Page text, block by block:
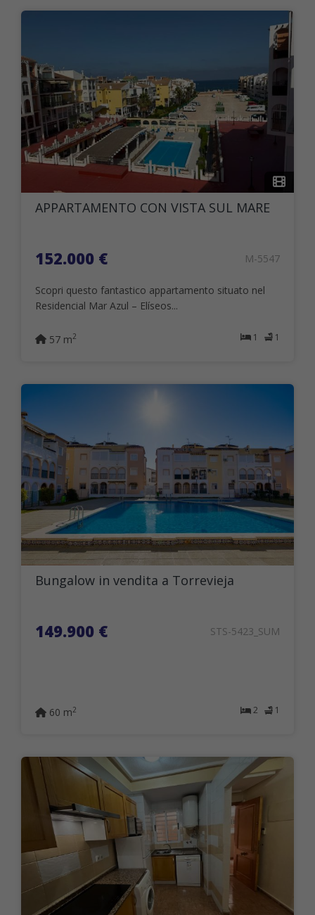
APPARTAMENTO CON VISTA SUL MARE
152.000 € M-5547
Scopri questo fantastico appartamento situato nel
Residencial Mar Azul – Elíseos...
1 1
57 m2
Bungalow in vendita a Torrevieja
149.900 € STS-5423_SUM
2 1
60 m2